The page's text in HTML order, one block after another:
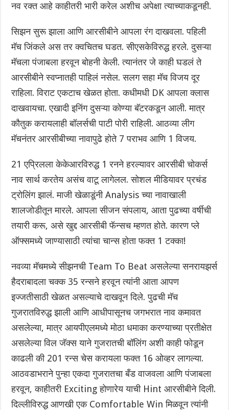
नव रक्त आहे काहीतरी भारी करेल अशीच अपेक्षा त्याच्याकडूनही.
सिझन सुरू झाला आणि आरसीबीने आपला रंग दाखवला. पहिली
मॅच जिंकले अस तर क्वचितच घडत. सीएसकेविरुद्ध हरले. दुसऱ्या
मॅचला पंजाबला हरवून बोहनी केली. त्यानंतर जे काही घडलं ते
आरसीबीने स्वप्नातही पाहिलं नसेल. सलग सहा मॅच विजय दूर
राहिला. विराट एकटाच खेळत होता. कधीमधी DK आपला क्लास
दाखवायचा. एखादी इनिंग दुसऱ्या कोण्या बॅटरकडून आली.‌ मात्र
कौतुक करायलाही बॉलर्सची पाटी पोरी राहिली. आठव्या लीग
मॅचनंतर आरसीबीच्या नावापुढे होते 7 पराभव आणि 1 विजय.
21 एप्रिलला केकेआरविरुद्ध 1 रनने हरल्यावर आरसीबी चोकर्स
नाव सार्थ करतेय असंच वाटू लागेलल. सोशल मीडियावर प्रचंड
ट्रोलिंग झालं. माजी खेळाडूंनी Analysis च्या नावाखाली
शालजोडीतून मारले.‌ आपला सीजन संपलाय, आता पुढच्या वर्षीची
तयारी करू, असे खुद्द आरसीबी फॅन्सच म्हणत होते. कारण प्ले
ऑफ्समध्ये जाण्यासाठी त्यांचा चान्स होता फक्त 1 टक्का!
नवव्या मॅचमध्ये सीझनची Team To Beat असलेल्या सनरायझर्स
हैदराबादला चक्क 35 रन्सने हरवून त्यांनी आता आपण
इज्जतीसाठी खेळत असल्याचे दाखवून दिले. पुढची मॅच
गुजरातविरुद्ध झाली आणि आधीपासूनच जगभरात नाव कमावत
असलेल्या, मात्र आयपीएलमध्ये मोठा धमाका करण्याच्या प्रतीक्षेत
असलेल्या विल जॅक्स याने गुजरातची बॉलिंग अशी काही फोडून
काढली की 201 रन्स चेस करायला फक्त 16 ओव्हर लागल्या.
आठवडाभराने पुन्हा एकदा गुजरातचा बँड वाजवला आणि पंजाबला
हरवून, काहीतरी Exciting होणारेय याची Hint आरसीबीने दिली.
दिल्लीविरुद्ध आणखी एक Comfortable Win मिळवून त्यांनी